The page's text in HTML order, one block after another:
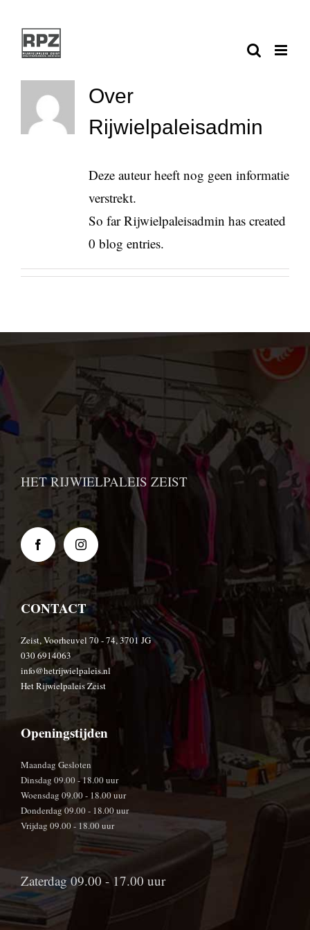
inhoud
Over
Rijwielpaleisadmin
Deze auteur heeft nog geen informatie
verstrekt.
So far Rijwielpaleisadmin has created
0 blog entries.
HET RIJWIELPALEIS ZEIST
CONTACT
Zeist, Voorheuvel 70 - 74, 3701 JG
030 6914063
info@hetrijwielpaleis.nl
Het Rijwielpaleis Zeist
Openingstijden
Maandag Gesloten
Dinsdag 09.00 - 18.00 uur
Woensdag 09.00 - 18.00 uur
Donderdag 09.00 - 18.00 uur
Vrijdag 09.00 - 18.00 uur
Zaterdag 09.00 - 17.00 uur